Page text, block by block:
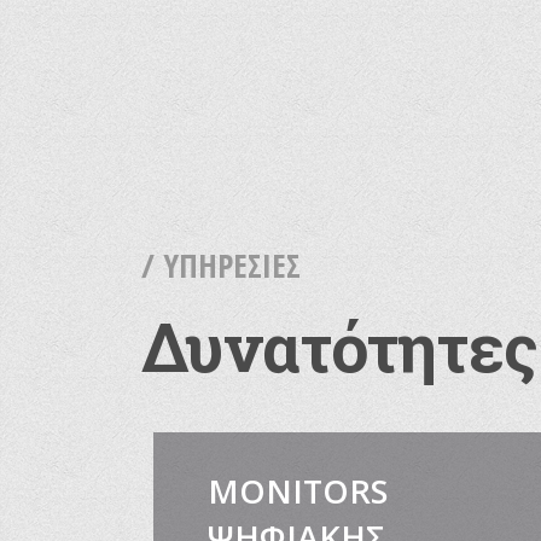
88%
/ ΥΠΗΡΕΣΙΕΣ
MONITORS